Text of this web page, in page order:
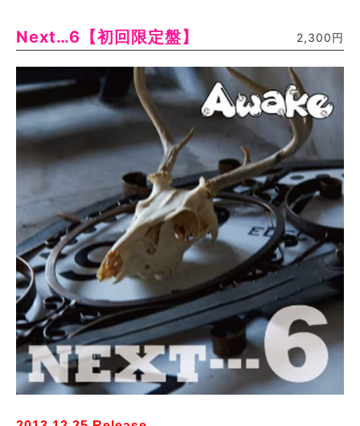
Next…6【初回限定盤】 2,300円